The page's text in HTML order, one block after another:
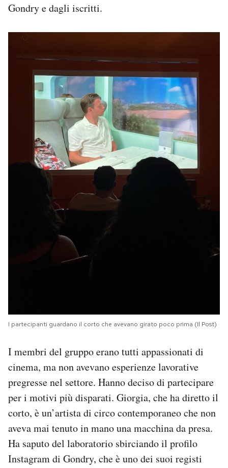
Gondry e dagli iscritti.
I partecipanti guardano il corto che avevano girato poco prima (Il Post)
I membri del gruppo erano tutti appassionati di
cinema, ma non avevano esperienze lavorative
pregresse nel settore. Hanno deciso di partecipare
per i motivi più disparati. Giorgia, che ha diretto il
corto, è un’artista di circo contemporaneo che non
aveva mai tenuto in mano una macchina da presa.
Ha saputo del laboratorio sbirciando il profilo
Instagram di Gondry, che è uno dei suoi registi